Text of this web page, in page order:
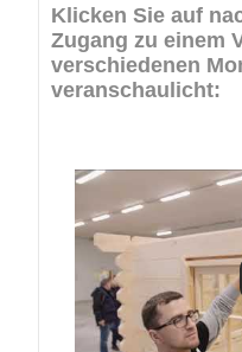
Klicken Sie auf
Zugang zu einem
verschiedenen
veranschaulicht: